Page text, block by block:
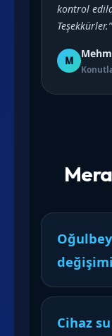
kontrol
Teşekkürler.”
M
Cihaz